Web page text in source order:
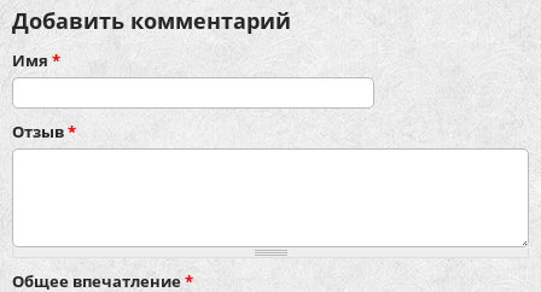
Добавить комментарий
Имя *
Отзыв*
Общее впечатление*